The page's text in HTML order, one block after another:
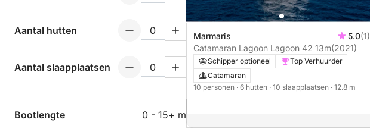
Aantal hutten
Aantal slaapplaatsen
Bootlengte 0 - 15+ m
Marmaris 5.0(1)
Catamaran Lagoon Lagoon 42 13m(2021)
Schipper optioneel
Top Verhuurder
Catamaran
10 personen · 6 hutten · 10 slaapplaatsen · 12.8 m